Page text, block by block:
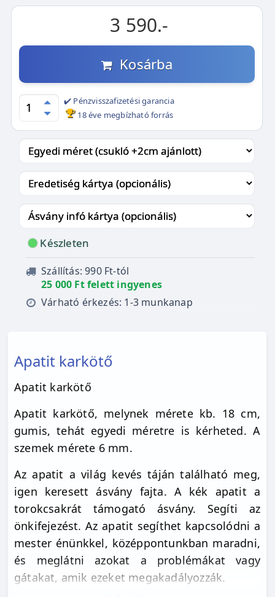
3 590.-
Kosárba
✔️ Pénzvisszafizetési garancia
18 éve megbízható forrás
Készleten
Szállítás: 990 Ft-tól
25 000 Ft felett ingyenes
Várható érkezés: 1-3 munkanap
Apatit karkötő
Apatit karkötő
Apatit karkötő, melynek mérete kb. 18 cm,
gumis, tehát egyedi méretre is kérheted. A
szemek mérete 6 mm.
Az apatit a világ kevés táján található meg,
igen keresett ásvány fajta. A kék apatit a
torokcsakrát támogató ásvány. Segíti az
önkifejezést. Az apatit segíthet kapcsolódni a
mester énünkkel, középpontunkban maradni,
és meglátni azokat a problémákat vagy
gátakat, amik ezeket megakadályozzák.